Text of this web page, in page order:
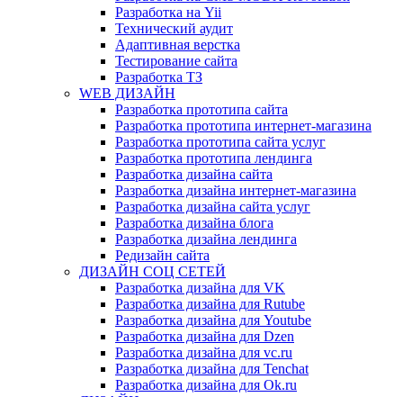
Разработка на Yii
Технический аудит
Адаптивная верстка
Тестирование сайта
Разработка ТЗ
WEB ДИЗАЙН
Разработка прототипа сайта
Разработка прототипа интернет-магазина
Разработка прототипа сайта услуг
Разработка прототипа лендинга
Разработка дизайна сайта
Разработка дизайна интернет-магазина
Разработка дизайна сайта услуг
Разработка дизайна блога
Разработка дизайна лендинга
Редизайн сайта
ДИЗАЙН СОЦ СЕТЕЙ
Разработка дизайна для VK
Разработка дизайна для Rutube
Разработка дизайна для Youtube
Разработка дизайна для Dzen
Разработка дизайна для vc.ru
Разработка дизайна для Tenchat
Разработка дизайна для Ok.ru